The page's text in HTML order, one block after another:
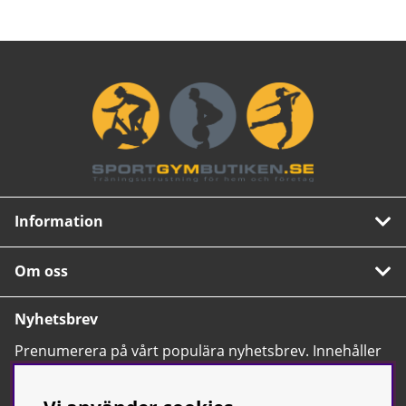
Information
Om oss
Nyhetsbrev
Prenumerera på vårt populära nyhetsbrev. Innehåller
tips, nyheter och våra allra bästa erbjudanden.